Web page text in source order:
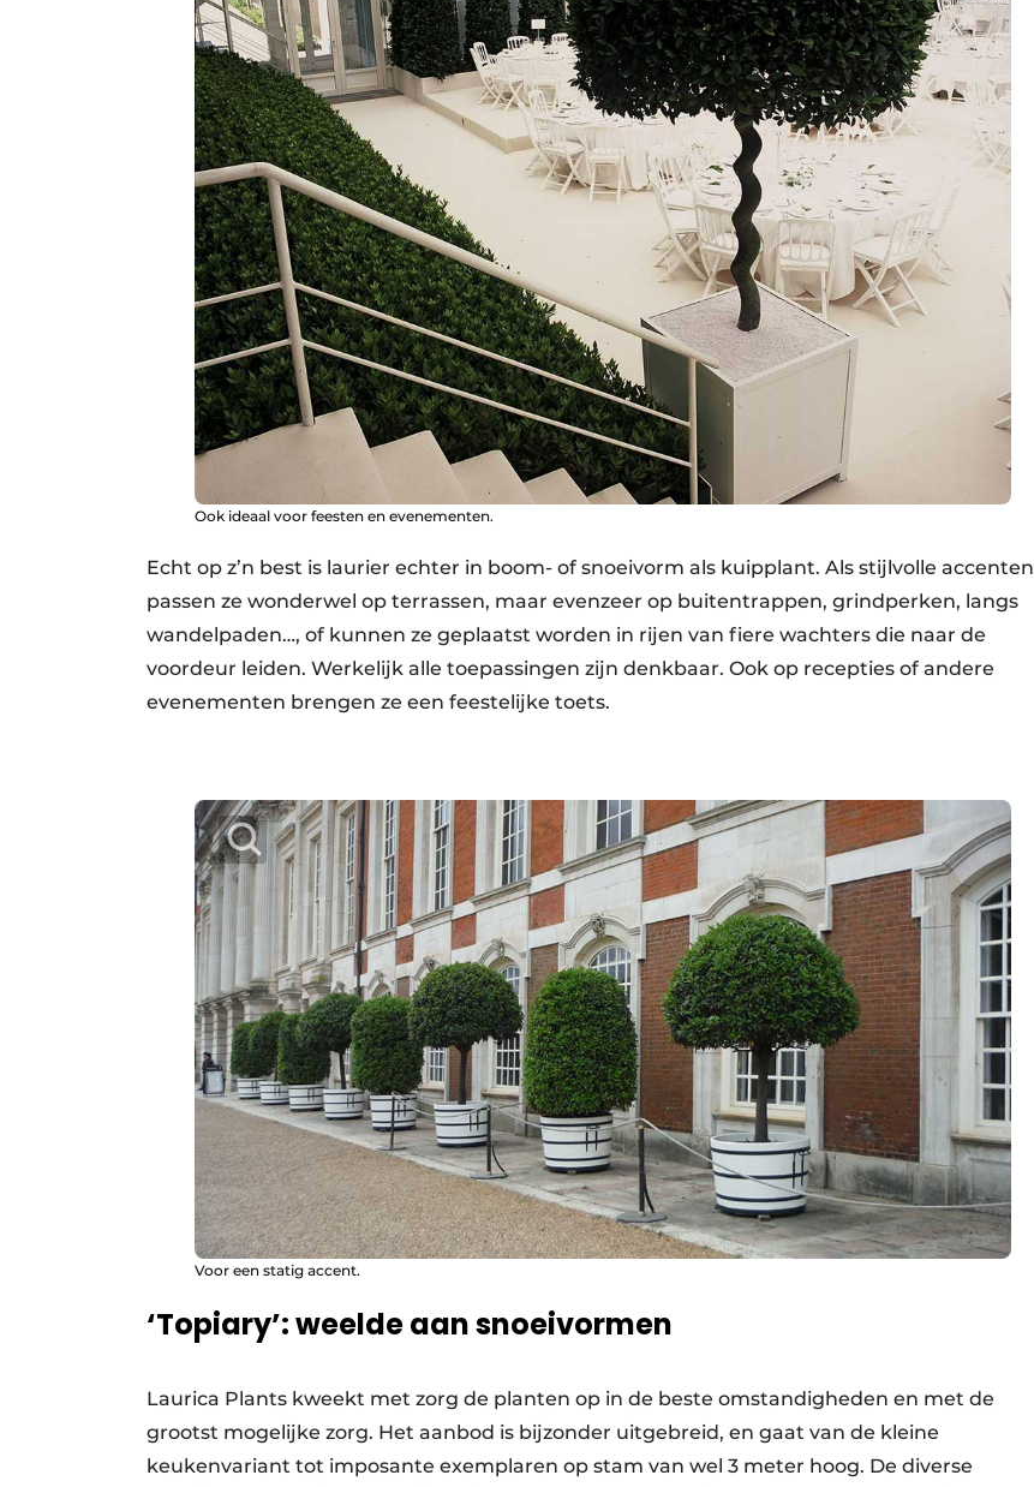
Ook ideaal voor feesten en evenementen.
Echt op z’n best is laurier echter in boom- of snoeivorm als kuipplant. Als stijlvolle accenten
passen ze wonderwel op terrassen, maar evenzeer op buitentrappen, grindperken, langs
wandelpaden…, of kunnen ze geplaatst worden in rijen van fiere wachters die naar de
voordeur leiden. Werkelijk alle toepassingen zijn denkbaar. Ook op recepties of andere
evenementen brengen ze een feestelijke toets.
Voor een statig accent.
‘Topiary’: weelde aan snoeivormen
Laurica Plants kweekt met zorg de planten op in de beste omstandigheden en met de
grootst mogelijke zorg. Het aanbod is bijzonder uitgebreid, en gaat van de kleine
keukenvariant tot imposante exemplaren op stam van wel 3 meter hoog. De diverse